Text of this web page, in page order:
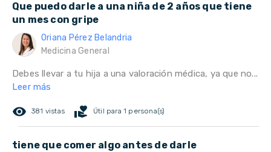
Que puedo darle a una niña de 2 años que tiene
un mes con gripe
Oriana Pérez Belandria
Medicina General
Debes llevar a tu hija a una valoración médica, ya que no...
Leer más
remove_red_eye 381 vistas volunteer_activism Útil para 1 persona(s)
tiene que comer algo antes de darle